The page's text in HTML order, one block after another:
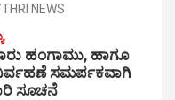
NEWS
ಹಂಗಾಮು, ಹಾಗೂ
ಸಮರ್ಪಕವಾಗಿ
ಸೂಚನೆ